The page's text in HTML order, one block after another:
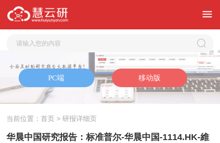
当前位置：首页 > 研报详细页
华晨中国研究报告：标准普尔-华晨中国-1114.HK-維